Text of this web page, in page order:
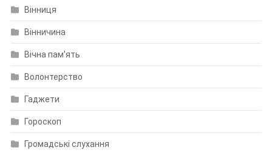
Вінниця
Вінничина
Вічна пам'ять
Волонтерство
Гаджети
Гороскоп
Громадські слухання